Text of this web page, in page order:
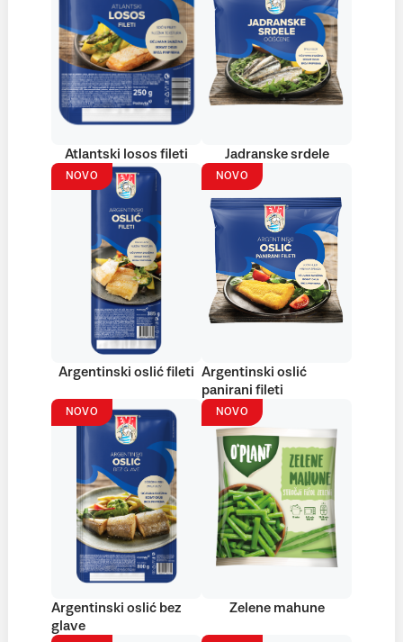
Atlantski losos fileti Jadranske srdele
NOVO
Argentinski oslić fileti
NOVO
Argentinski oslić
panirani fileti
NOVO
Argentinski oslić bez
glave
NOVO
Zelene mahune